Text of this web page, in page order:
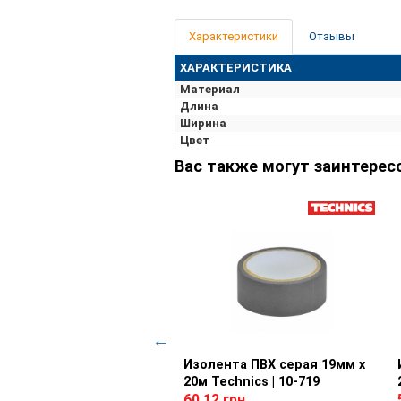
Характеристики Отзывы
ХАРАКТЕРИСТИКА
Материал
Длина
Ширина
Цвет
Вас также могут
Просмотр товара
Изолента ПВХ серая 19мм х
20м Technics | 10-719